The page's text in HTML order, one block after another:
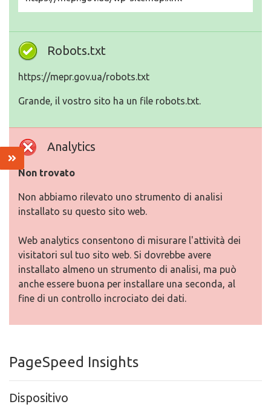
Robots.txt
https://mepr.gov.ua/robots.txt
Grande, il vostro sito ha un file robots.txt.
Analytics
Non trovato
Non abbiamo rilevato uno strumento di analisi
installato su questo sito web.
Web analytics consentono di misurare l'attività dei
visitatori sul tuo sito web. Si dovrebbe avere
installato almeno un strumento di analisi, ma può
anche essere buona per installare una seconda, al
fine di un controllo incrociato dei dati.
PageSpeed Insights
Dispositivo